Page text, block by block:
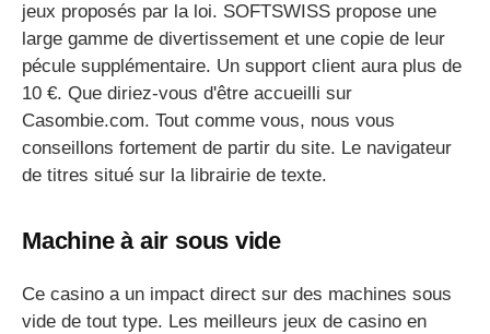
jeux proposés par la loi. SOFTSWISS propose une
large gamme de divertissement et une copie de leur
pécule supplémentaire. Un support client aura plus de
10 €. Que diriez-vous d'être accueilli sur
Casombie.com. Tout comme vous, nous vous
conseillons fortement de partir du site. Le navigateur
de titres situé sur la librairie de texte.
Machine à air sous vide
Ce casino a un impact direct sur des machines sous
vide de tout type. Les meilleurs jeux de casino en